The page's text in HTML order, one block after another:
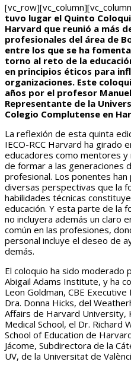
tuvo lugar el Quinto
Harvard que reunió a más
profesionales del área de
entre los que se ha
torno al reto de la
en principios éticos para
organizaciones. Este
años por el profesor
Representante de la
Colegio Complutense en
La reflexión de esta quinta
IECO-RCC Harvard ha girado
educadores como mentores
de formar a las generaciones
profesional. Los ponentes
diversas perspectivas que la
habilidades técnicas
educación. Y esta parte de la
no incluyera además un claro
común en las profesiones,
personal incluye el deseo de
demás.
El coloquio ha sido moderado
Abigail Adams Institute, y ha
Leon Goldman, CBE
Dra. Donna Hicks, del
Affairs de Harvard University,
Medical School, el Dr. Richard
School of Education de
Jácome, Subdirectora de la
UV, de la Universitat de